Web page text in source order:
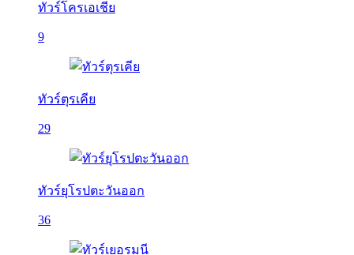
ทัวร์โครเอเชีย
9
ทัวร์ตุรเคีย
29
ทัวร์ยุโรปตะวันออก
36